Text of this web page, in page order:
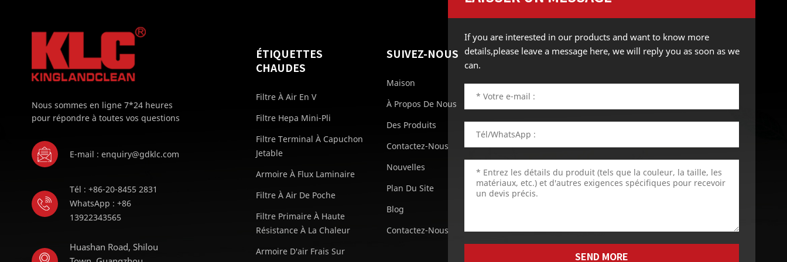
Nous sommes en ligne 7*24 heures
pour répondre à toutes vos questions
E-mail : enquiry@gdklc.com
Tél : +86-20-8455 2831
WhatsApp : +86
13922343565
Huashan Road, Shilou
ÉTIQUETTES
CHAUDES
Filtre À Air En V
Filtre Hepa Mini-Pli
Filtre Terminal À Capuchon
Jetable
Armoire À Flux Laminaire
Filtre À Air De Poche
Filtre Primaire À Haute
Résistance À La Chaleur
Armoire D'air Frais Sur
SUIVEZ-NOUS
Maison
À Propos De Nous
Des Produits
Contactez-Nous
Nouvelles
Plan Du Site
Blog
Contactez-Nous
If you are interested in our products and want to know more
details,please leave a message here, we will reply you as soon as we
can.
SEND MORE